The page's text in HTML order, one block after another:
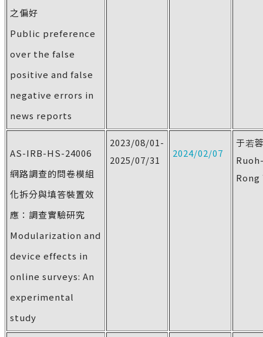
之偏好
Public preference
over the false
positive and false
negative errors in
news reports
AS-IRB-HS-24006
網路調查的問卷模組
化拆分與填答裝置效
應：調查實驗研究
Modularization and
device effects in
online surveys: An
experimental
study
2023/08/01-
2025/07/31
2024/02/07
于若
Rong